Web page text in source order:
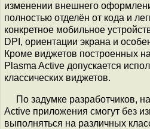
изменении внешнего
полностью отделён от кода и
конкретное мобильное
DPI, ориентации экрана и
Кроме виджетов построенных
Plasma Active допускается
классических виджетов.
По задумке разработчиков,
Active приложения смогут без
выполняться на различных